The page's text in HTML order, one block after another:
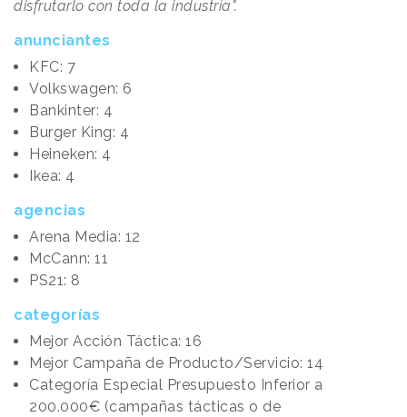
disfrutarlo con toda la industria".
anunciantes
KFC: 7
Volkswagen: 6
Bankinter: 4
Burger King: 4
Heineken: 4
Ikea: 4
agencias
Arena Media: 12
McCann: 11
PS21: 8
categorías
Mejor Acción Táctica: 16
Mejor Campaña de Producto/Servicio: 14
Categoría Especial Presupuesto Inferior a
200.000€ (campañas tácticas o de